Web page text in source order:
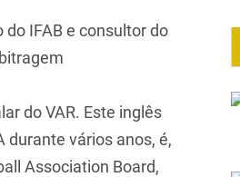
do IFAB e consultor do
do VAR. Este inglês
durante vários anos, é,
Association Board,